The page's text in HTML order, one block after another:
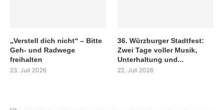
„Verstell dich nicht“ – Bitte
Geh- und Radwege
freihalten
23. Juli 2026
36. Würzburger Stadtfest:
Zwei Tage voller Musik,
Unterhaltung und...
22. Juli 2026